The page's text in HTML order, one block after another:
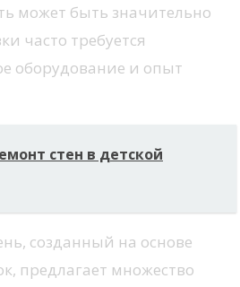
может быть значительно
часто требуется
оборудование и опыт
стен в детской
созданный на основе
предлагает множество